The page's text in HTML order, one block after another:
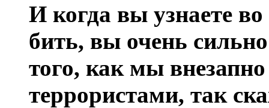
И когда вы узнаете
бить, вы очень
того, как мы
террористами, так